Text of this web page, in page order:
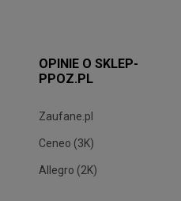
OPINIE O SKLEP-
PPOZ.PL
Zaufane.pl
Ceneo (3K)
Allegro (2K)